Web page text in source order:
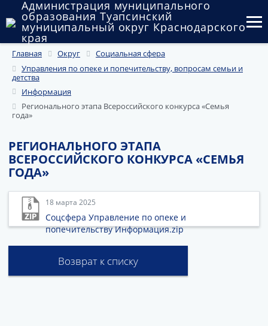
Администрация муниципального
образования Туапсинский
муниципальный округ Краснодарского
края
Округ
Администрация
Муниципальные закупки
Муниципальное имущество
Публичные слушания и общественные обсуждения
Документы
Главная Округ
Социальная сфера
Управления по опеке и попечительству, вопросам семьи и
детства
Информация
Регионального этапа Всероссийского конкурса «Семья
года»
РЕГИОНАЛЬНОГО ЭТАПА
ВСЕРОССИЙСКОГО КОНКУРСА «СЕМЬЯ
ГОДА»
18 марта 2025
Соцсфера Управление по опеке и
попечительству Информация.zip
Возврат к списку